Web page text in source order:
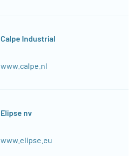
Calpe Industrial
www.calpe.nl
Elipse nv
www.elipse.eu